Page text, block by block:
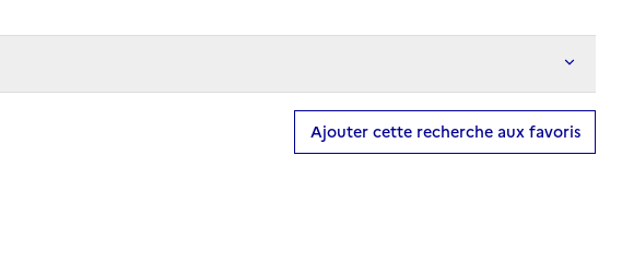
Ajouter cette recherche aux favoris